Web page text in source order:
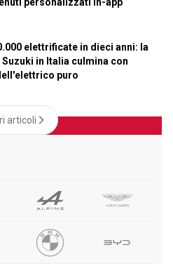
elettrificate in dieci anni: la
in Italia culmina con
puro
articoli